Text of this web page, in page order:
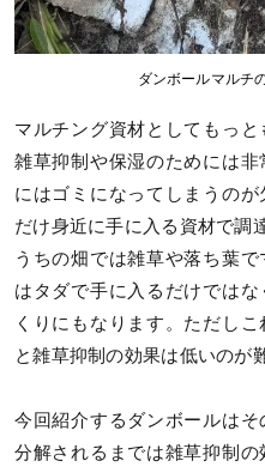
ダンボールマルチ
マルチング資材としてもっと
雑草抑制や保湿のためには
にはゴミになってしまうの
だけ身近に手に入る資材で調
うちの畑では雑草や落ち葉
はタダで手に入るだけでは
くりにもなります。ただし
と雑草抑制の効果は低いのが
今回紹介するダンボールはそ
分解されるまでは雑草抑制